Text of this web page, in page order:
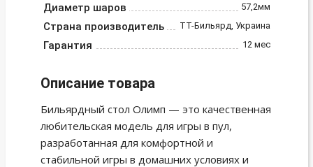
Диаметр шаров 57,2мм
Страна производитель ТТ-Бильярд, Украина
Гарантия 12 мес
Описание товара
Бильярдный стол Олимп — это качественная
любительская модель для игры в пул,
разработанная для комфортной и
стабильной игры в домашних условиях и